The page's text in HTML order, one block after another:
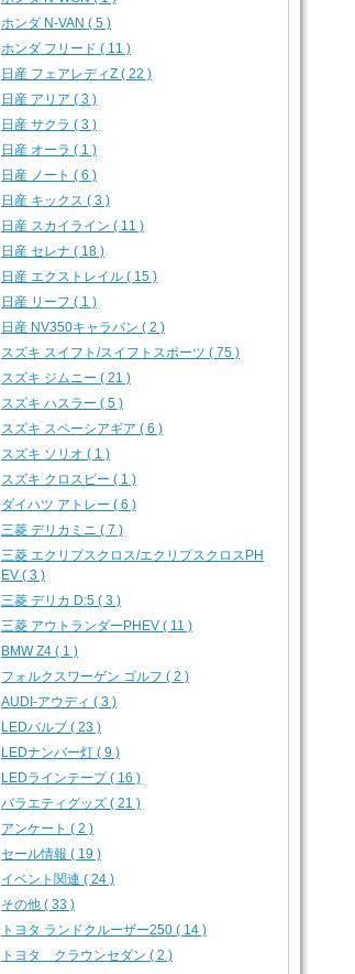
ホンダ N-VAN ( 5 )
ホンダ フリード ( 11 )
日産 フェアレディZ ( 22 )
日産 アリア ( 3 )
日産 サクラ ( 3 )
日産 オーラ ( 1 )
日産 ノート ( 6 )
日産 キックス ( 3 )
日産 スカイライン ( 11 )
日産 セレナ ( 18 )
日産 エクストレイル ( 15 )
日産 リーフ ( 1 )
日産 NV350キャラバン ( 2 )
スズキ スイフト/スイフトスポーツ ( 75 )
スズキ ジムニー ( 21 )
スズキ ハスラー ( 5 )
スズキ スペーシアギア ( 6 )
スズキ ソリオ ( 1 )
スズキ クロスビー ( 1 )
ダイハツ アトレー ( 6 )
三菱 デリカミニ ( 7 )
三菱 エクリプスクロス/エクリプスクロスPH
EV ( 3 )
三菱 デリカ D:5 ( 3 )
三菱 アウトランダーPHEV ( 11 )
BMW Z4 ( 1 )
フォルクスワーゲン ゴルフ ( 2 )
AUDI-アウディ ( 3 )
LEDバルブ ( 23 )
LEDナンバー灯 ( 9 )
LEDラインテープ ( 16 )
バラエティグッズ ( 21 )
アンケート ( 2 )
セール情報 ( 19 )
イベント関連 ( 24 )
その他 ( 33 )
トヨタ ランドクルーザー250 ( 14 )
トヨタ クラウンセダン ( 2 )